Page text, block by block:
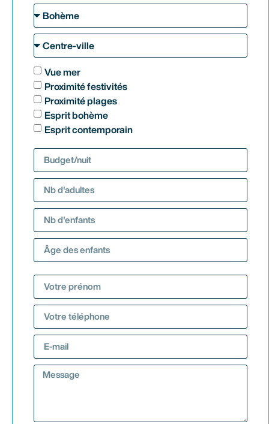
Vue mer
Proximité festivités
Proximité plages
Esprit bohème
Esprit contemporain